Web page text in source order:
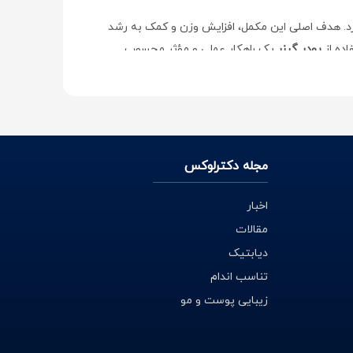
هدف اصلی این مکمل، افزایش وزن و کمک به رشد
ازپودر گینر یک راهکار عملی و مؤثر محسوب
ضروری باعث بهبود ریکاوری عضلات پس از تمرین
عملکرد محصول تأثیر دارند. همچنین
تصمیم بهتری بگیرید
مجله دکترلوکس
اخبار
مقالات
دیابتیک
تناسب اندام
زیبایی پوست و مو